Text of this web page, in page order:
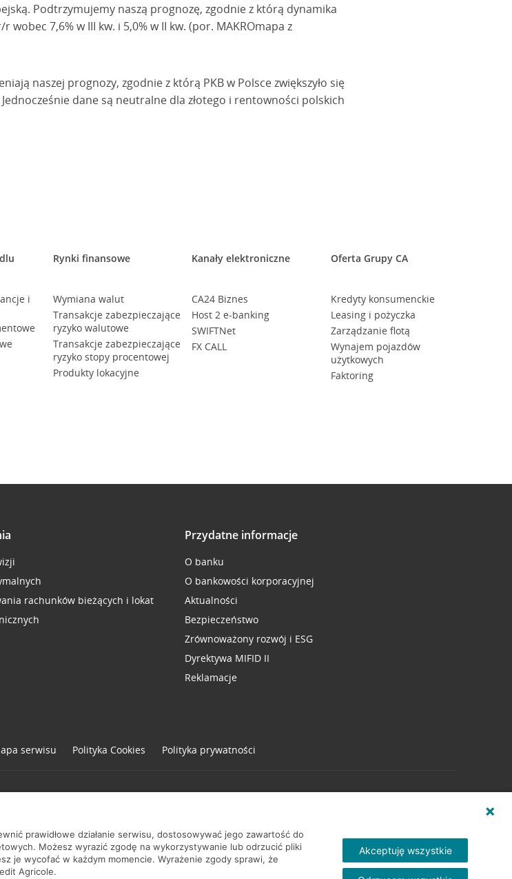
Podtrzymujemy naszą prognozę, zgodnie z którą dynamika
wobec 7,6% w III kw. i 5,0% w II kw. (por. MAKROmapa z
naszej prognozy, zgodnie z którą PKB w Polsce zwiększyło się
dane są neutralne dla złotego i rentowności polskich
i
Rynki finansowe
Wymiana walut
Transakcje zabezpieczające
ryzyko walutowe
Transakcje zabezpieczające
ryzyko stopy procentowej
Produkty lokacyjne
Kanały elektroniczne
CA24 Biznes
Host 2 e-banking
SWIFTNet
FX CALL
Oferta Grupy CA
Kredyty konsumenckie
Leasing i pożyczka
Zarządzanie flotą
Wynajem pojazdów
użytkowych
Faktoring
rachunków bieżących i lokat
Przydatne informacje
O banku
O bankowości korporacyjnej
Aktualności
Bezpieczeństwo
Zrównoważony rozwój i ESG
Dyrektywa MIFID II
Reklamacje
serwisu Polityka Cookies Polityka prywatności
prawidłowe działanie serwisu, dostosowywać jego zawartość do
Możesz wyrazić zgodę na wykorzystywanie lub odrzucić pliki
je wycofać w każdym momencie. Wyrażenie zgody sprawi, że
Agricole.
Akceptuję wszystkie